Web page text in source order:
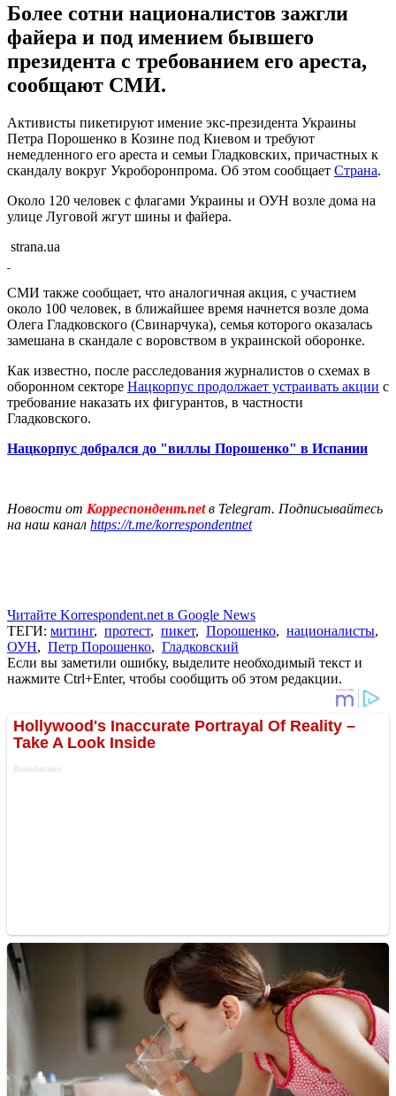
Более сотни националистов зажгли
файера и под имением бывшего
президента с требованием его ареста,
сообщают СМИ.
Активисты пикетируют имение экс-президента Украины
Петра Порошенко в Козине под Киевом и требуют
немедленного его ареста и семьи Гладковских, причастных к
скандалу вокруг Укроборонпрома. Об этом сообщает Страна.
Около 120 человек с флагами Украины и ОУН возле дома на
улице Луговой жгут шины и файера.
strana.ua
СМИ также сообщает, что аналогичная акция, с участием
около 100 человек, в ближайшее время начнется возле дома
Олега Гладковского (Свинарчука), семья которого оказалась
замешана в скандале с воровством в украинской оборонке.
Как известно, после расследования журналистов о схемах в
оборонном секторе Нацкорпус продолжает устраивать акции с
требование наказать их фигурантов, в частности
Гладковского.
Нацкорпус добрался до "виллы Порошенко" в Испании
Новости от Корреспондент.netв Telegram. Подписывайтесь
на наш канал https://t.me/korrespondentnet
Читайте Korrespondent.net в Google News
ТЕГИ: митинг, протест, пикет, Порошенко, националисты,
ОУН, Петр Порошенко, Гладковский
Если вы заметили ошибку, выделите необходимый текст и
нажмите Ctrl+Enter, чтобы сообщить об этом редакции.